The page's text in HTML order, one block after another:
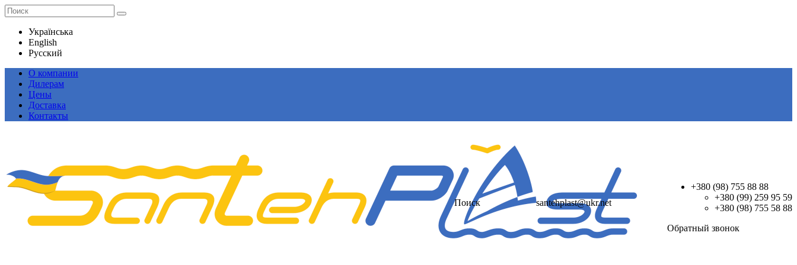
Українська
English
Русский
О компании
Дилерам
Цены
Доставка
Контакты
Поиск santehplast@ukr.net
+380 (98) 755 88 88
+380 (99) 259 95 59
+380 (98) 755 58 88
Обратный звонок